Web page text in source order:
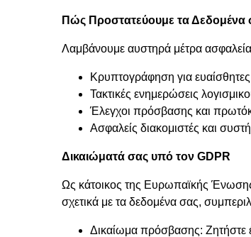
Πώς Προστατεύουμε τα Δεδομένα
Λαμβάνουμε αυστηρά μέτρα
Κρυπτογράφηση για
Τακτικές ενημερώσεις
Έλεγχοι πρόσβασης και
Ασφαλείς διακομιστές και
Δικαιώματά σας υπό τον GDPR
Ως κάτοικος της Ευρωπαϊκής
σχετικά με τα δεδομένα σας,
Δικαίωμα πρόσβασης: Ζητήστε